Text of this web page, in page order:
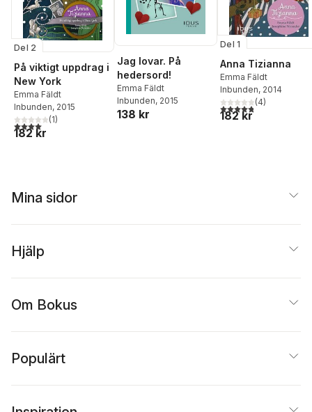
Del 2
På viktigt uppdrag i
New York
Emma Fäldt
Inbunden, 2015
4,0utav 5 stjärnor. Totalt antal röster:
(1)
182 kr
Jag lovar. På
hedersord!
Emma Fäldt
Inbunden, 2015
138 kr
Del 1
Anna Tizianna
Emma Fäldt
Inbunden, 2014
4,8utav 5 stjärnor.
(4)
182 kr
Mina sidor
Hjälp
Om Bokus
Populärt